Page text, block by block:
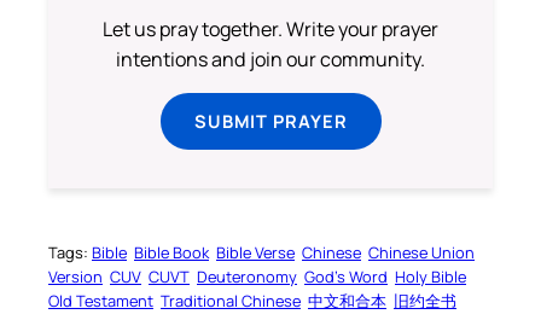
Let us pray together. Write your prayer
intentions and join our community.
SUBMIT PRAYER
Tags: Bible Bible Book Bible Verse Chinese Chinese Union
Version CUV CUVT Deuteronomy God’s Word Holy Bible
Old Testament Traditional Chinese 中文和合本 旧约全书